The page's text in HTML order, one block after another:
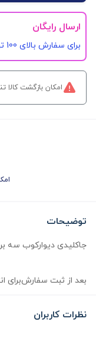
ارسال رایگان
برای سفارش‌ بالای 100 تومان
امکان بازگشت کالا تنها تا ۷ روز کاری پس از تحویل کالا
توضیحات
جاکلیدی دیوارکوب سه برگ
بعد از ثبت
نظرات کاربران